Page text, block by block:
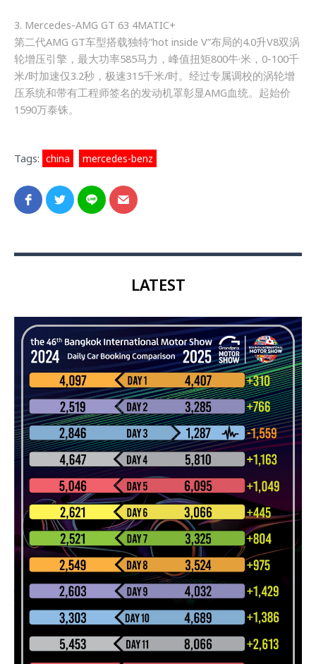
3. Mercedes-AMG GT 63 4MATIC+
第二代AMG GT车型搭载独特”hot inside V”布局的4.0升V8双涡
轮增压引擎，最大功率585马力，峰值扭矩800牛·米，0-100千
米/时加速仅3.2秒，极速315千米/时。经过专属调校的涡轮增
压系统和带有工程师签名的发动机罩彰显AMG血统。起始价
1590万泰铢。
Tags: china mercedes-benz
LATEST